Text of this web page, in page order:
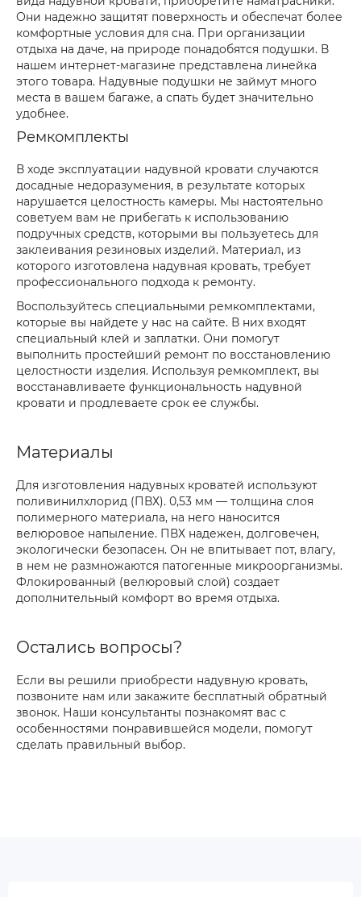
Они надежно защитят поверхность и обеспечат более
комфортные условия для сна. При организации
отдыха на даче, на природе понадобятся подушки. В
нашем интернет-магазине представлена линейка
этого товара. Надувные подушки не займут много
места в вашем багаже, а спать будет значительно
удобнее.
Ремкомплекты
В ходе эксплуатации надувной кровати случаются
досадные недоразумения, в результате которых
нарушается целостность камеры. Мы настоятельно
советуем вам не прибегать к использованию
подручных средств, которыми вы пользуетесь для
заклеивания резиновых изделий. Материал, из
которого изготовлена надувная кровать, требует
профессионального подхода к ремонту.
Воспользуйтесь специальными ремкомплектами,
которые вы найдете у нас на сайте. В них входят
специальный клей и заплатки. Они помогут
выполнить простейший ремонт по восстановлению
целостности изделия. Используя ремкомплект, вы
восстанавливаете функциональность надувной
кровати и продлеваете срок ее службы.
Материалы
Для изготовления надувных кроватей используют
поливинилхлорид (ПВХ). 0,53 мм — толщина слоя
полимерного материала, на него наносится
велюровое напыление. ПВХ надежен, долговечен,
экологически безопасен. Он не впитывает пот, влагу,
в нем не размножаются патогенные микроорганизмы.
Флокированный (велюровый слой) создает
дополнительный комфорт во время отдыха.
Остались вопросы?
Если вы решили приобрести надувную кровать,
позвоните нам или закажите бесплатный обратный
звонок. Наши консультанты познакомят вас с
особенностями понравившейся модели, помогут
сделать правильный выбор.